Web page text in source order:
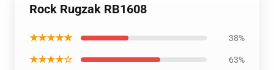
Rock Rugzak RB1608
★★★★★ 38%
★★★★☆ 63%